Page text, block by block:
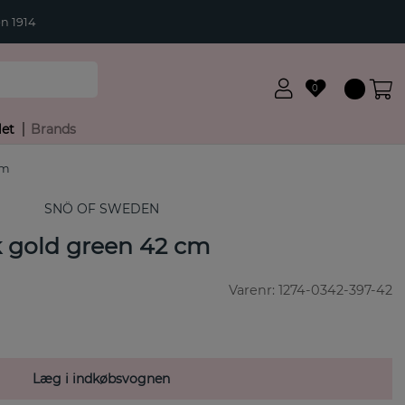
1914
0
Brands
SNÖ OF SWEDEN
gold green 42 cm
Varenr: 1274-0342-397-42
Læg i indkøbsvognen